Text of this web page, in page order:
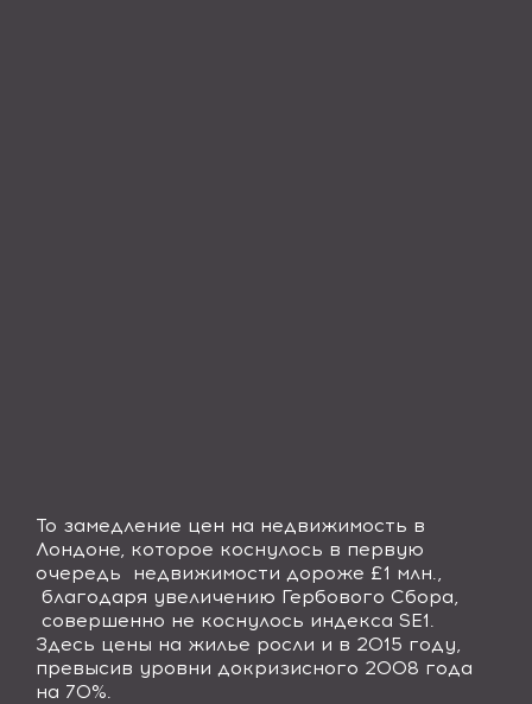
То замедление цен на недвижимость в
Лондоне, которое коснулось в первую
очередь
недвижимости дороже £1 млн.,
благодаря увеличению Гербового Сбора,
совершенно не коснулось индекса SE1.
Здесь цены на жилье росли и в 2015 году,
превысив уровни докризисного 2008 года
на 70%.